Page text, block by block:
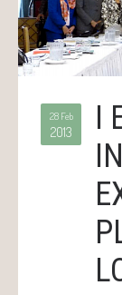
28 Feb
2013
I